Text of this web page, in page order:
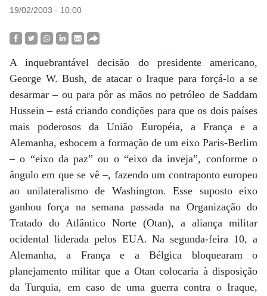
19/02/2003 - 10:00
A inquebrantável decisão do presidente americano,
George W. Bush, de atacar o Iraque para forçá-lo a se
desarmar – ou para pôr as mãos no petróleo de Saddam
Hussein – está criando condições para que os dois países
mais poderosos da União Européia, a França e a
Alemanha, esbocem a formação de um eixo Paris-Berlim
– o “eixo da paz” ou o “eixo da inveja”, conforme o
ângulo em que se vê –, fazendo um contraponto europeu
ao unilateralismo de Washington. Esse suposto eixo
ganhou força na semana passada na Organização do
Tratado do Atlântico Norte (Otan), a aliança militar
ocidental liderada pelos EUA. Na segunda-feira 10, a
Alemanha, a França e a Bélgica bloquearam o
planejamento militar que a Otan colocaria à disposição
da Turquia, em caso de uma guerra contra o Iraque,